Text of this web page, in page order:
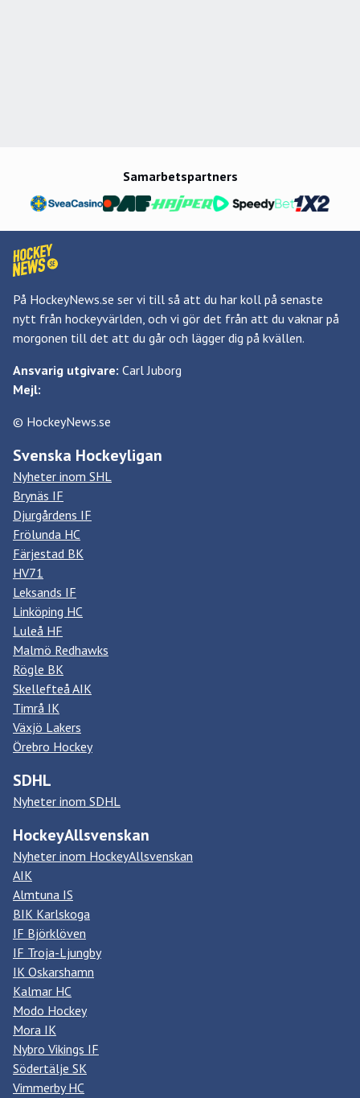
Samarbetspartners
På HockeyNews.se ser vi till så att du har koll på senaste
nytt från hockeyvärlden, och vi gör det från att du vaknar på
morgonen till det att du går och lägger dig på kvällen.
Ansvarig utgivare: Carl Juborg
Mejl:
© HockeyNews.se
Svenska Hockeyligan
Nyheter inom SHL
Brynäs IF
Djurgårdens IF
Frölunda HC
Färjestad BK
HV71
Leksands IF
Linköping HC
Luleå HF
Malmö Redhawks
Rögle BK
Skellefteå AIK
Timrå IK
Växjö Lakers
Örebro Hockey
SDHL
Nyheter inom SDHL
HockeyAllsvenskan
Nyheter inom HockeyAllsvenskan
AIK
Almtuna IS
BIK Karlskoga
IF Björklöven
IF Troja-Ljungby
IK Oskarshamn
Kalmar HC
Modo Hockey
Mora IK
Nybro Vikings IF
Södertälje SK
Vimmerby HC